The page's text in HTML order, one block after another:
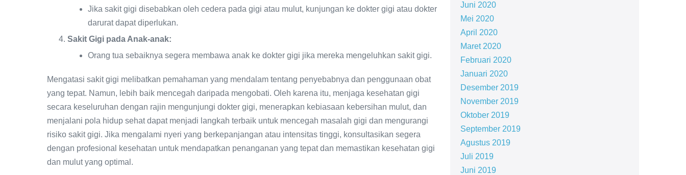
Jika sakit gigi disebabkan oleh cedera pada gigi atau mulut, kunjungan ke dokter gigi atau dokter
darurat dapat diperlukan.
Sakit Gigi pada Anak-anak:
Orang tua sebaiknya segera membawa anak ke dokter gigi jika mereka mengeluhkan sakit gigi.
Mengatasi sakit gigi melibatkan pemahaman yang mendalam tentang penyebabnya dan penggunaan obat
yang tepat. Namun, lebih baik mencegah daripada mengobati. Oleh karena itu, menjaga kesehatan gigi
secara keseluruhan dengan rajin mengunjungi dokter gigi, menerapkan kebiasaan kebersihan mulut, dan
menjalani pola hidup sehat dapat menjadi langkah terbaik untuk mencegah masalah gigi dan mengurangi
risiko sakit gigi. Jika mengalami nyeri yang berkepanjangan atau intensitas tinggi, konsultasikan segera
dengan profesional kesehatan untuk mendapatkan penanganan yang tepat dan memastikan kesehatan gigi
dan mulut yang optimal.
Juni 2020
Mei 2020
April 2020
Maret 2020
Februari 2020
Januari 2020
Desember 2019
November 2019
Oktober 2019
September 2019
Agustus 2019
Juli 2019
Juni 2019